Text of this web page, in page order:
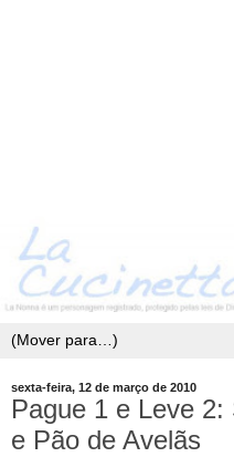
sexta-feira, 12 de março de 2010
Pague 1 e Leve
e Pão de Avelãs